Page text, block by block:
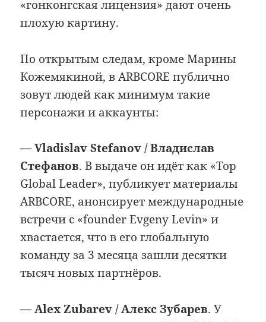
«гонконгская лицензия» дают очень
плохую картину.
По открытым следам, кроме Марины
Кожемякиной, в ARBCORE публично
зовут людей как минимум такие
персонажи и аккаунты:
—Vladislav Stefanov / Владислав
Стефанов. В выдаче он идёт как «Top
Global Leader», публикует материалы
ARBCORE, анонсирует международные
встречи с «founder Evgeny Levin» и
хвастается, что в его глобальную
команду за 3 месяца зашли десятки
тысяч новых партнёров.
—Alex Zubarev / Алекс Зубарев. У